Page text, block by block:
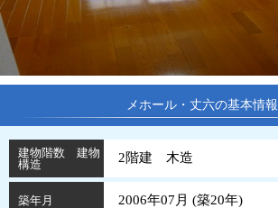
メホール・丈六の基本情報
建物階数 建物
構造
2階建 木造
築年月 2006年07月 (築20年)